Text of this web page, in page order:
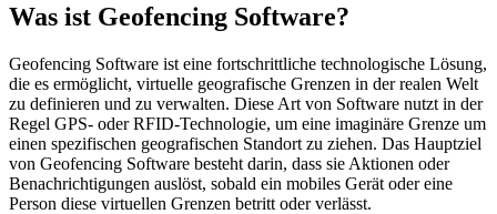
Was ist Geofencing Software?
Geofencing Software ist eine fortschrittliche technologische Lösung,
die es ermöglicht, virtuelle geografische Grenzen in der realen Welt
zu definieren und zu verwalten. Diese Art von Software nutzt in der
Regel GPS- oder RFID-Technologie, um eine imaginäre Grenze um
einen spezifischen geografischen Standort zu ziehen. Das Hauptziel
von Geofencing Software besteht darin, dass sie Aktionen oder
Benachrichtigungen auslöst, sobald ein mobiles Gerät oder eine
Person diese virtuellen Grenzen betritt oder verlässt.